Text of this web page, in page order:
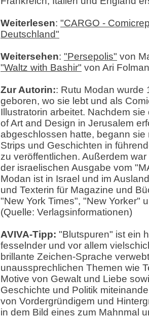
Weiterlesen: "CARGO -
Deutschland"
Weitersehen: "Persepolis" von
"Waltz with Bashir" von Ari
Zur Autorin:: Rutu Modan wurde
geboren, wo sie lebt und als
Illustratorin arbeitet. Nachdem
of Art and Design in Jerusalem
abgeschlossen hatte, begann sie
Strips und Geschichten in
zu veröffentlichen. Außerdem
der israelischen Ausgabe vom
Modan ist in Israel und im
und Texterin für Magazine und
"New York Times", "New Yorker"
(Quelle: Verlagsinformationen)
AVIVA-Tipp: "Blutspuren" ist ein
fesselnder und vor allem
brillante Zeichen-Sprache
unaussprechlichen Themen wie
Motive von Gewalt und Liebe
Geschichte und Politik
von Vordergründigem und
in dem Bild eines zum Mahnmal